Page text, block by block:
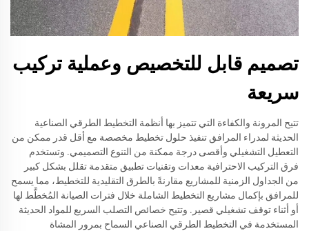
تصميم قابل للتخصيص وعملية تركيب
سريعة
تتيح المرونة والكفاءة التي تتميز بها أنظمة التخطيط الطرقي الصناعية
الحديثة لمدراء المرافق تنفيذ حلول تخطيط مخصصة مع أقل قدر ممكن من
التعطيل التشغيلي وأقصى درجة ممكنة من التنوع التصميمي. وتستخدم
فرق التركيب الاحترافية معدات وتقنيات تطبيق متقدمة تقلل بشكل كبير
من الجداول الزمنية للمشاريع مقارنةً بالطرق التقليدية للتخطيط، مما يسمح
للمرافق بإكمال مشاريع التخطيط الشاملة خلال فترات الصيانة المُخطَّط لها
أو أثناء توقف تشغيلي قصير. وتتيح خصائص التصلب السريع للمواد الحديثة
المستخدمة في التخطيط الطرقي الصناعي السماح بمرور المشاة